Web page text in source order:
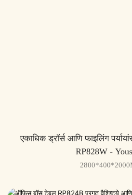
एकाधिक ड्रॉर्स आणि फाइलिंग
RP828W -